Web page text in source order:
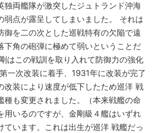
独両艦隊が激突したジュトランド沖海
弱点が露呈してしまいました。 それは
御を二の次とした巡戦特有の欠陥で遠
下角の砲弾に極めて弱いということだ
はこの戦訓を取り入れて防御力の強化
一次改装に着手、1931年に改装が完了
改装により速度が低下したため巡洋 戦
種も変更されました。（本来戦艦の命
用いるのですが、金剛級４艦はいずれ
ています。これは出生が巡洋 戦艦だっ